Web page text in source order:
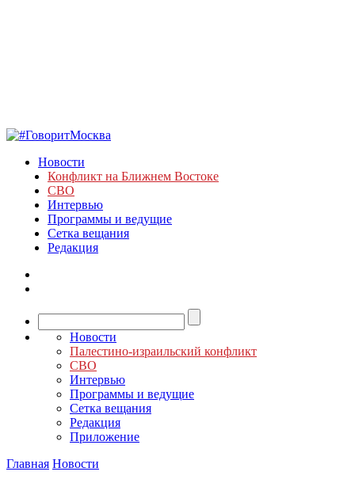
Новости
Конфликт на Ближнем Востоке
СВО
Интервью
Программы и ведущие
Сетка вещания
Редакция
Новости
Палестино-израильский конфликт
СВО
Интервью
Программы и ведущие
Сетка вещания
Редакция
Приложение
Главная Новости